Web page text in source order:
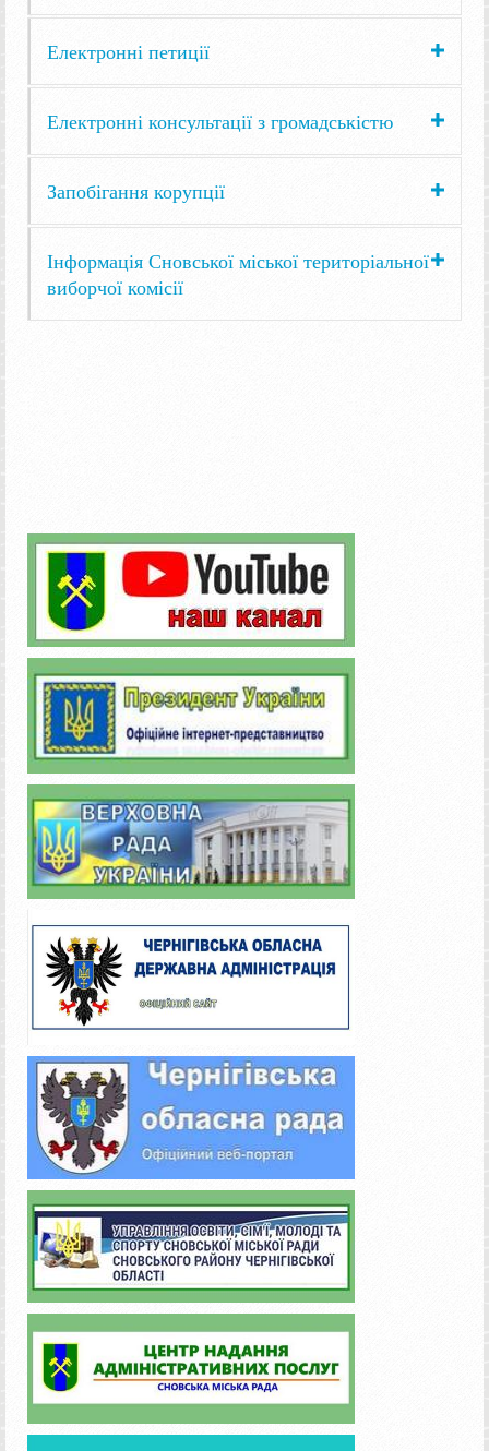
Електронні петиції
Електронні консультації з громадськістю
Запобігання корупції
Інформація Сновської міської територіальної
виборчої комісії